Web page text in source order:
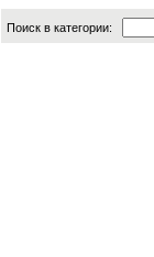
Поиск в категории: